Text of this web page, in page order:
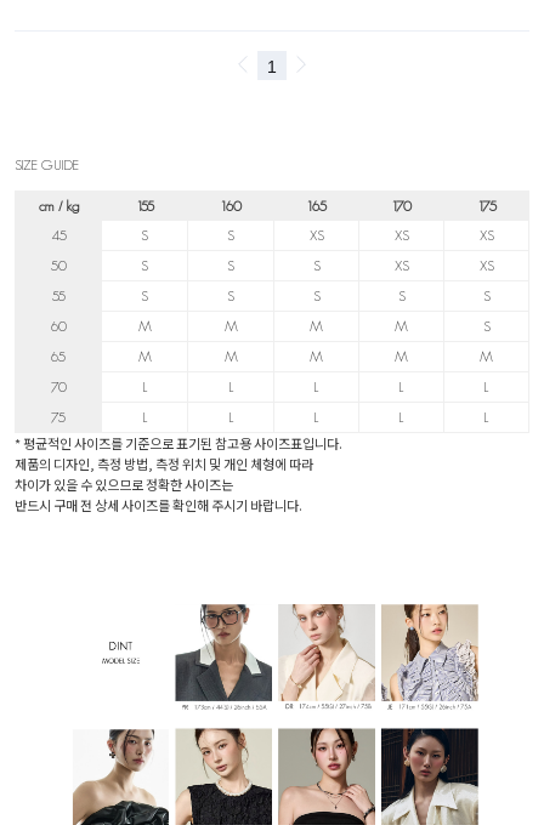
SIZE GUIDE
cm / kg 155 160 165 170
175
45
S S XS XS
XS
50
S S S XS
XS
55
S S S S
S
60
M M M M
S
65
M M M M
M
70
L L L L
L
75
L L L L L
* 평균적인 사이즈를 기준으로 표기된 참고용 사이즈표입니다.
제품의 디자인, 측정 방법, 측정 위치 및 개인 체형에 따라
차이가 있을 수 있으므로 정확한 사이즈는
반드시 구매 전 상세 사이즈를 확인해 주시기 바랍니다.